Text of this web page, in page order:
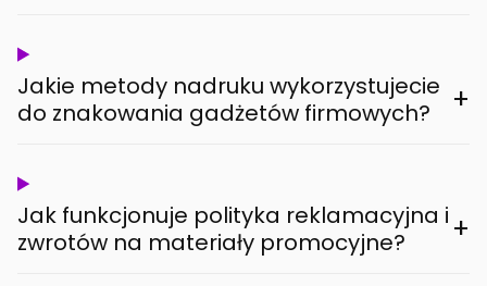
Jakie metody nadruku wykorzystujecie
do znakowania gadżetów firmowych?
+
Jak funkcjonuje polityka reklamacyjna i
zwrotów na materiały promocyjne?
+